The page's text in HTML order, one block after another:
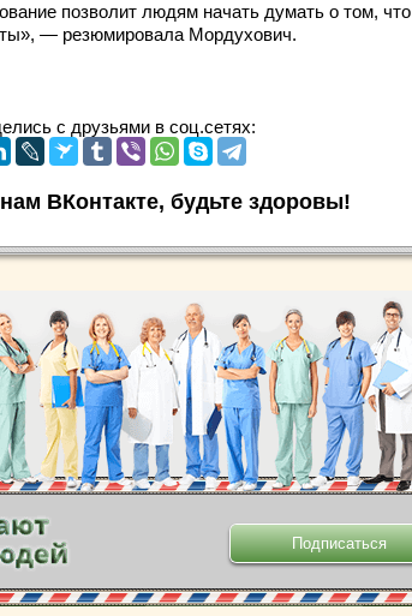
позволит людям начать думать о том, что
— резюмировала Мордухович.
с друзьями в соц.сетях:
ВКонтакте, будьте здоровы!